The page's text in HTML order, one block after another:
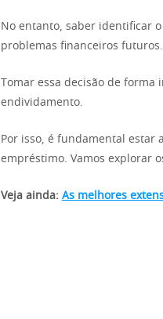
No entanto, saber identificar o
problemas financeiros futuros.
Tomar essa decisão de
endividamento.
Por isso, é fundamental estar
empréstimo. Vamos explorar
Veja ainda: As melhores